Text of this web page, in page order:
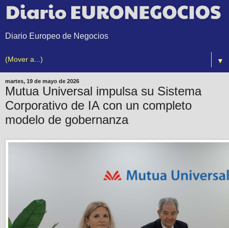
Diario Europeo de Negocios
▼
martes, 19 de mayo de 2026
Mutua Universal impulsa su Sistema
Corporativo de IA con un completo
modelo de gobernanza